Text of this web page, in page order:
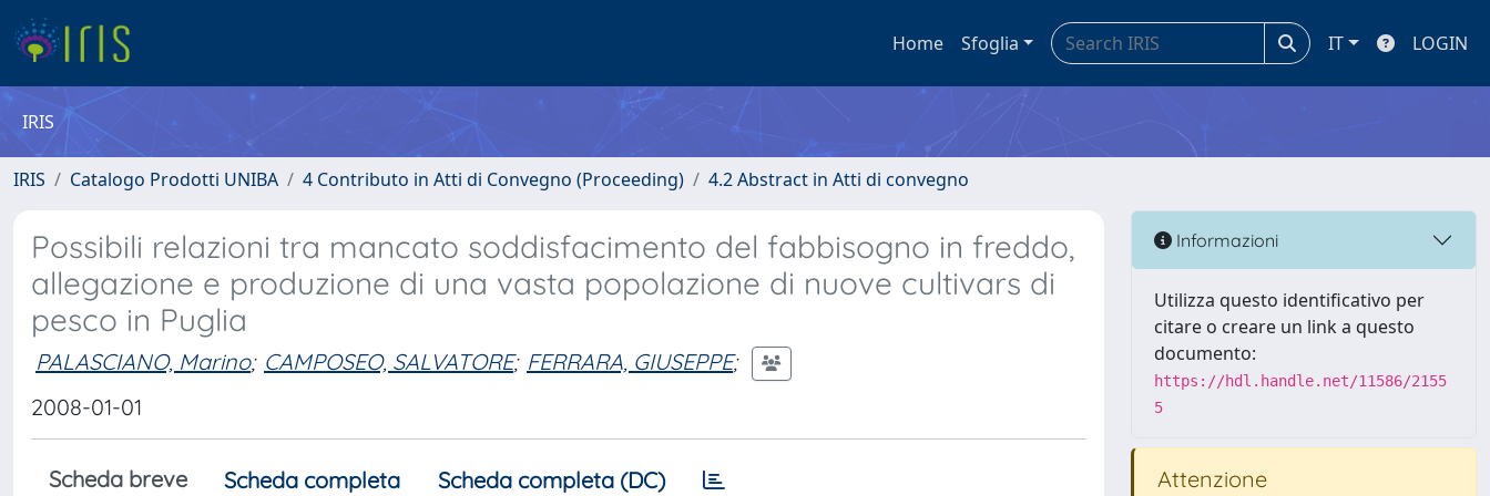
Home Sfoglia IT LOGIN
IRIS
IRIS Catalogo Prodotti UNIBA 4 Contributo in Atti di Convegno (Proceeding) 4.2 Abstract in Atti di convegno
Possibili relazioni tra mancato soddisfacimento del fabbisogno in freddo,
allegazione e produzione di una vasta popolazione di nuove cultivars di
pesco in Puglia
PALASCIANO, Marino; CAMPOSEO, SALVATORE; FERRARA, GIUSEPPE;
2008-01-01
Scheda breve Scheda completa Scheda completa (DC)
Informazioni
Utilizza questo identificativo per
citare o creare un link a questo
documento:
https://hdl.handle.net/11586/2155
5
Attenzione